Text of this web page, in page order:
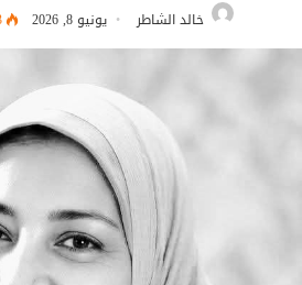
خالد الشاطر يونيو 8, 2026